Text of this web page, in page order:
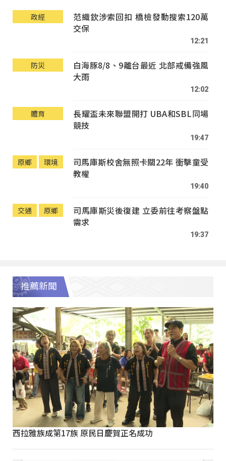
政經
范織欽涉索回扣 橋檢發動搜索120萬
交保
12:21
防災
白海豚8/8、9離台最近 北部戒備強風
大雨
12:02
體育
長耀盃未來聯盟開打 UBA和SBL同場
競技
19:47
原鄉 環境
司馬庫斯校舍無照卡關22年 衝擊童受
教權
19:40
交通 原鄉
司馬庫斯災後復建 立委前往考察盤點
需求
19:37
推薦新聞
西拉雅族成第17族 原民日慶賀正名成功